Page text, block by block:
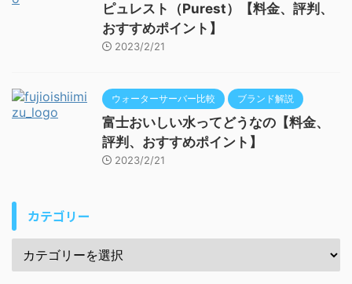
ピュレスト（Purest）【料金、評判、
おすすめポイント】
2023/2/21
ウォーターサーバー比較 ブランド解説
富士おいしい水ってどうなの【料金、
評判、おすすめポイント】
2023/2/21
カテゴリー